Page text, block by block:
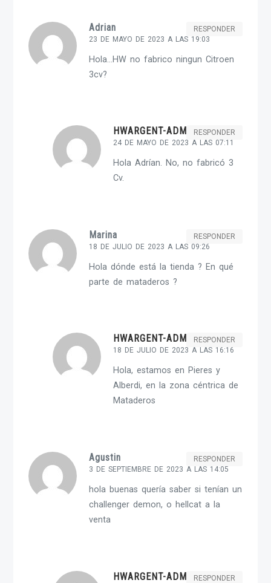
Adrian
23 DE MAYO DE 2023 A LAS 19:03
RESPONDER
Hola…HW no fabrico ningun Citroen
3cv?
HWARGENT-ADMIN
24 DE MAYO DE 2023 A LAS 07:11
RESPONDER
Hola Adrían. No, no fabricó 3
Cv.
Marina
18 DE JULIO DE 2023 A LAS 09:26
RESPONDER
Hola dónde está la tienda ? En qué
parte de mataderos ?
HWARGENT-ADMIN
18 DE JULIO DE 2023 A LAS 16:16
RESPONDER
Hola, estamos en Pieres y
Alberdi, en la zona céntrica de
Mataderos
Agustin
3 DE SEPTIEMBRE DE 2023 A LAS 14:05
RESPONDER
hola buenas quería saber si tenían un
challenger demon, o hellcat a la
venta
HWARGENT-ADMINRESPONDER